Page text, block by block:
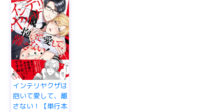
インテリヤクザは
抱いて愛して、離
さない！【単行本